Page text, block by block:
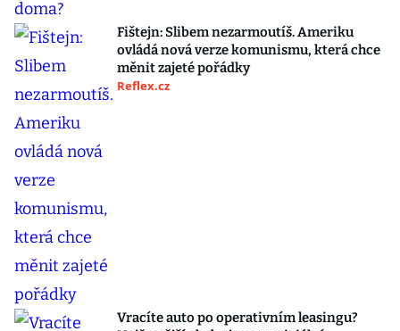
Fištejn: Slibem nezarmoutíš. Ameriku
ovládá nová verze komunismu, která chce
měnit zajeté pořádky
Reflex.cz
Vracíte auto po operativním leasingu?